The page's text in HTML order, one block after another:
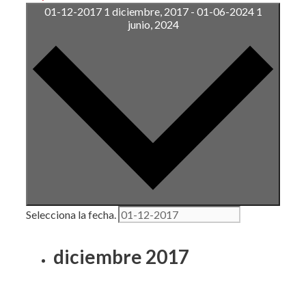
01-12-2017 1 diciembre, 2017 - 01-06-2024 1
junio, 2024
Selecciona la fecha.
diciembre 2017